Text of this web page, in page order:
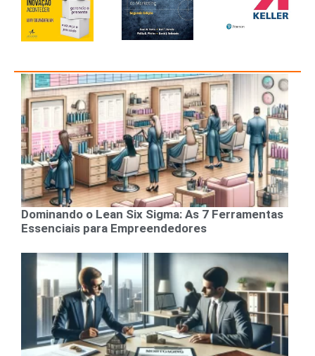
Dominando o Lean Six Sigma: As 7 Ferramentas
Essenciais para Empreendedores